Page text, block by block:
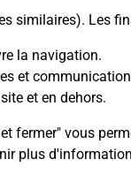
similaires). Les
la navigation.
et
et en dehors.
fermer" vous
plus